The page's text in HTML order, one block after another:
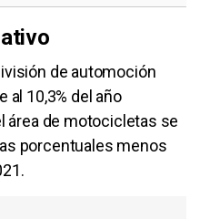
de automoción
al 10,3% del año
área de motocicletas se
porcentuales menos